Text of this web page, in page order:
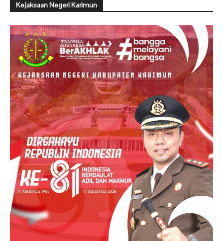
Kejaksaan Negeri Karimun